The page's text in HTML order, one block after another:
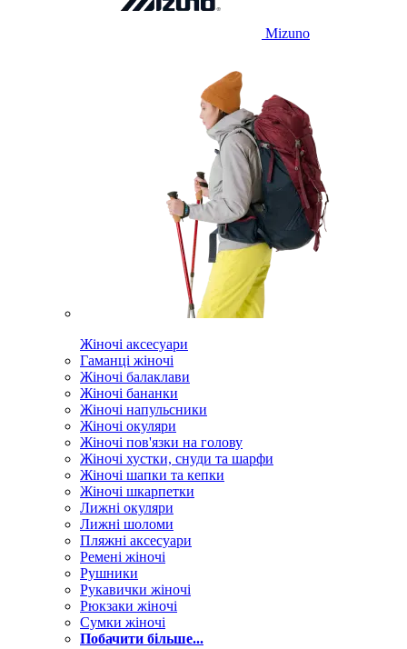
Mizuno
Жіночі аксесуари
Гаманці жіночі
Жіночі балаклави
Жіночі бананки
Жіночі напульсники
Жіночі окуляри
Жіночі пов'язки на голову
Жіночі хустки, снуди та шарфи
Жіночі шапки та кепки
Жіночі шкарпетки
Лижні окуляри
Лижні шоломи
Пляжні аксесуари
Ремені жіночі
Рушники
Рукавички жіночі
Рюкзаки жіночі
Сумки жіночі
Побачити більше...